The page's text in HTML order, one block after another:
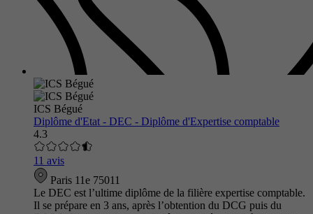
ICS Bégué
Diplôme d'Etat - DEC - Diplôme d'Expertise comptable
4.3
11 avis
Paris 11e 75011
Le DEC est l’ultime diplôme de la filière expertise comptable.
Il se prépare en 3 ans, après l’obtention du DCG puis du